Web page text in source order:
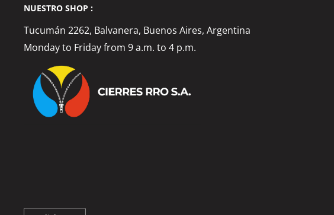
NUESTRO SHOP :
Tucumán 2262, Balvanera, Buenos Aires, Argentina
Monday to Friday from 9 a.m. to 4 p.m.